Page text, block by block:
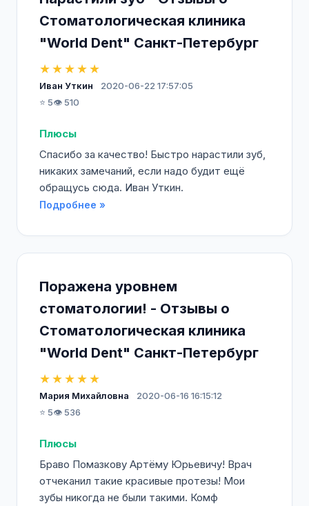
Стоматологическая клиника
"World Dent" Санкт-Петербург
★★★★★
Иван Уткин
2020-06-22 17:57:05
⭐ 5👁️ 510
Плюсы
Спасибо за качество! Быстро нарастили зуб,
никаких замечаний, если надо будит ещё
обращусь сюда. Иван Уткин.
Подробнее »
Поражена уровнем
стоматологии! - Отзывы о
Стоматологическая клиника
"World Dent" Санкт-Петербург
★★★★★
Мария Михайловна
2020-06-16 16:15:12
⭐ 5👁️ 536
Плюсы
Браво Помазкову Артёму Юрьевичу! Врач
отчеканил такие красивые протезы! Мои
зубы никогда не были такими. Комф